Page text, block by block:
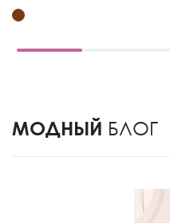
МОДНЫЙ БЛОГ